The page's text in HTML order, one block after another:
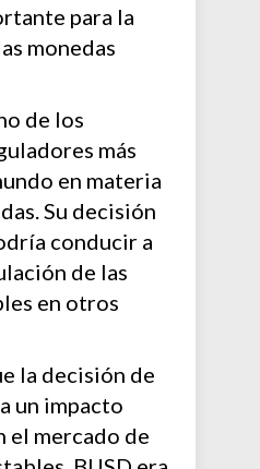
para la
monedas
de los
más
en materia
Su decisión
conducir a
de las
en otros
la decisión de
un impacto
el mercado de